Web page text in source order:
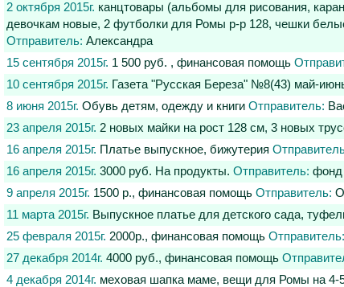
2 октября 2015г. канцтовары (альбомы для рисования,
девочкам новые, 2 футболки для Ромы р-р 128, чешки
Отправитель: Александра
15 сентября 2015г. 1 500 руб. , финансовая помощь
10 сентября 2015г. Газета "Русская Береза" №8(43) май-
8 июня 2015г. Обувь детям, одежду и книги Отправитель:
23 апреля 2015г. 2 новых майки на рост 128 см, 3 новых
16 апреля 2015г. Платье выпускное, бижутерия
16 апреля 2015г. 3000 руб. На продукты. Отправитель: фонд
9 апреля 2015г. 1500 р., финансовая помощь Отправитель:
11 марта 2015г. Выпускное платье для детского сада,
25 февраля 2015г. 2000р., финансовая помощь Отправитель:
27 декабря 2014г. 4000 руб., финансовая помощь
4 декабря 2014г. меховая шапка маме, вещи для Ромы на 4-